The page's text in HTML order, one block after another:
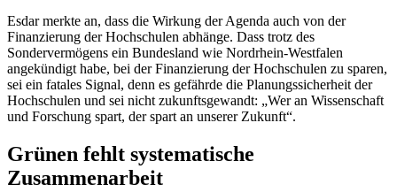
Esdar merkte an, dass die Wirkung der Agenda auch von der
Finanzierung der Hochschulen abhänge. Dass trotz des
Sondervermögens ein Bundesland wie Nordrhein-Westfalen
angekündigt habe, bei der Finanzierung der Hochschulen zu sparen,
sei ein fatales Signal, denn es gefährde die Planungssicherheit der
Hochschulen und sei nicht zukunftsgewandt: „Wer an Wissenschaft
und Forschung spart, der spart an unserer Zukunft“.
Grünen fehlt systematische
Zusammenarbeit